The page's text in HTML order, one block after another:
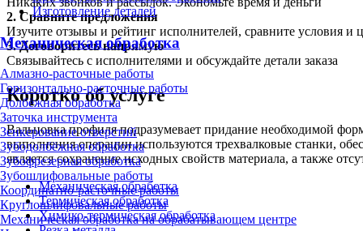
Изготовление деталей
Механическая обработка
Алмазно-расточные работы
Горизонтально-расточные работы
Долбёжная обработка
Заточка инструмента
Зенкерование отверстий
Зубодолбёжная обработка
Зубофрезерная обработка
Зубошлифовальные работы
Координатно-расточные работы
Круглошлифовальные работы
Механическая обработка на обрабатывающем центре
2. Сравните предложения
Изучите отзывы и рейтинг исполнителей, сравните условия и
3.Договоритесь напрямую
Связывайтесь с исполнителями и обсуждайте детали заказа
Коротко об услуге
Вальцовка профиля подразумевает придание необходимой
выполнения операции используются трехвалковые станки,
является сохранение исходных свойств материала, а также
Механическая обработка
Термическая обработка
Химико-термическая обработка